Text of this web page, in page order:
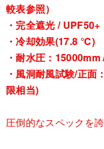
較表参照）
・完全遮光 / UPF50+
・冷却効果(17.8 ℃)
・耐水圧：
・風洞耐風試験/正
限相当)
圧倒的なスペックを